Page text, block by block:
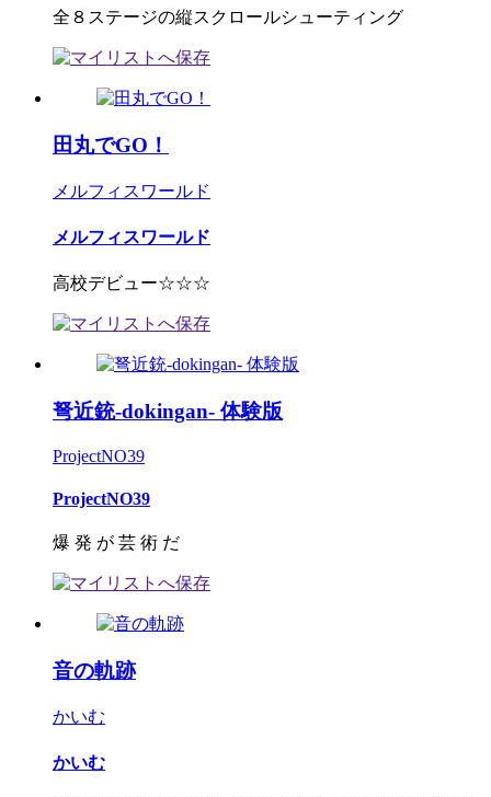
全８ステージの縦スクロールシューティング
田丸でGO！
メルフィスワールド
メルフィスワールド
高校デビュー☆☆☆
弩近銃-dokingan- 体験版
ProjectNO39
ProjectNO39
爆 発 が 芸 術 だ
音の軌跡
かいむ
かいむ